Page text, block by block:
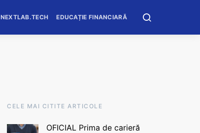
NEXTLAB.TECH EDUCAȚIE FINANCIARĂ
CELE MAI CITITE ARTICOLE
OFICIAL Prima de carieră